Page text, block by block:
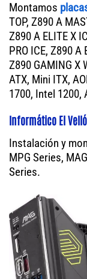
Montamos
TOP, Z890 A
Z890 A ELITE X
PRO ICE, Z890 A
Z890 GAMING X
ATX, Mini ITX,
1700, Intel 1200,
Informático El
Instalación y
MPG Series,
Series.